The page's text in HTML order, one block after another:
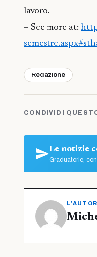
lavoro.
– See more at:
Redazione
CONDIVIDI
Le notizie
Graduatorie,